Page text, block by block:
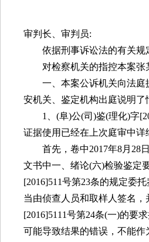
审判长、审判员:
依据刑事诉讼法的有关
对检察机关的指控本案
一、本案公诉机关向法
安机关、鉴定机构出庭说明
1
(阜)公(司 )鉴(理化)字
证据使用已经在上次庭审中
首先，卷中2017年8月 28
文书中一、绪论(六)检验鉴定
[2016]511号第23条的规定委
当由侦查人员和取样人签名
[2016]5111号第24条(一)的要
可能导致结果的错误，不能作